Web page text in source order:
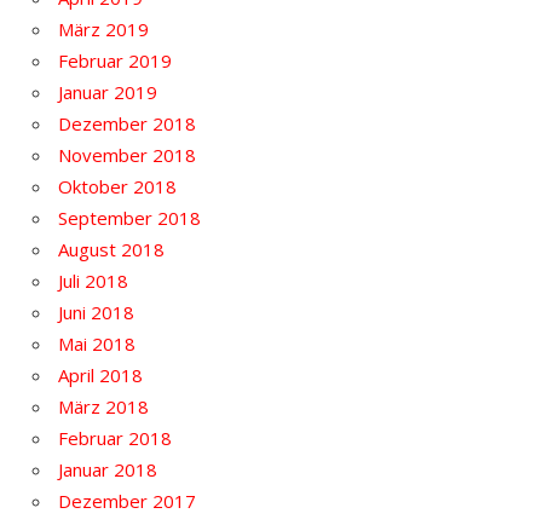
März 2019
Februar 2019
Januar 2019
Dezember 2018
November 2018
Oktober 2018
September 2018
August 2018
Juli 2018
Juni 2018
Mai 2018
April 2018
März 2018
Februar 2018
Januar 2018
Dezember 2017